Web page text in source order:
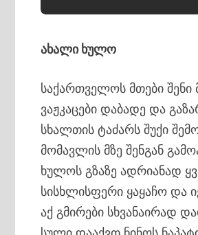
ახალი ხულო
საქართველოს მთები შენი
ვაჟკაცები დაბადე და
სხალთის ტაძარს შუქი
მომავლის მზე შენგან
ხულოს გზაზე ადრიანად
სისხლისფერი ყაყაჩო და
აქ გმირები სხვანაირად